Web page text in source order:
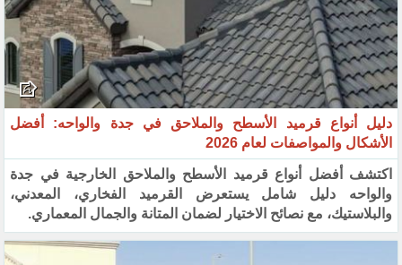
دليل أنواع قرميد الأسطح والملاحق في جدة والواحه: أفضل
الأشكال والمواصفات لعام 2026
اكتشف أفضل أنواع قرميد الأسطح والملاحق الخارجية في جدة
والواحه دليل شامل يستعرض القرميد الفخاري، المعدني،
والبلاستيك، مع نصائح الاختيار لضمان المتانة والجمال المعماري.